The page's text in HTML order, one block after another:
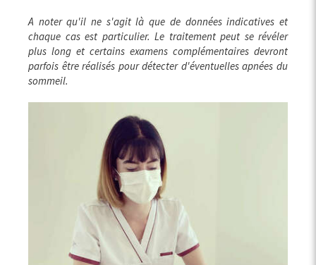
A noter qu'il ne s'agit là que de données indicatives et
chaque cas est particulier. Le traitement peut se révéler
plus long et certains examens complémentaires devront
parfois être réalisés pour détecter d'éventuelles apnées du
sommeil.